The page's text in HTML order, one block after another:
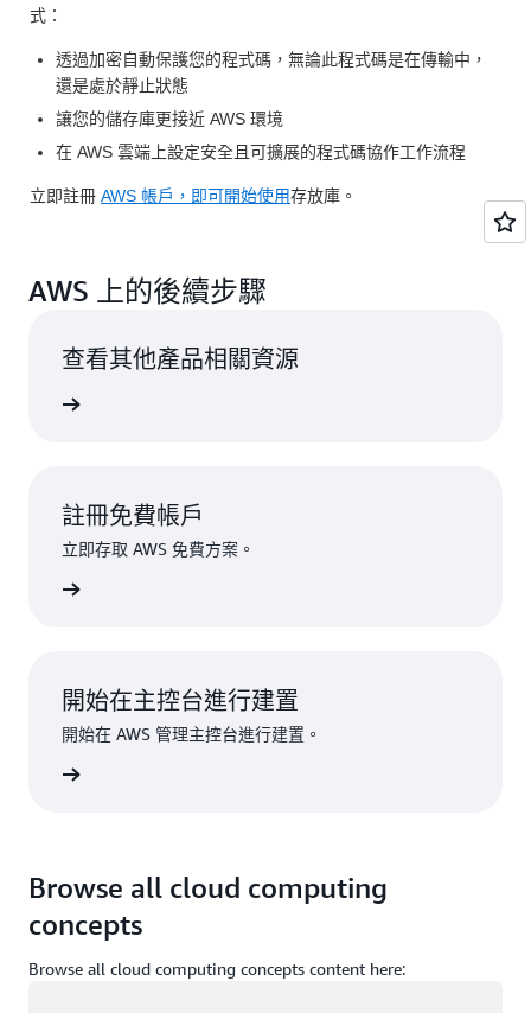
式：
透過加密自動保護您的程式碼，無論此程式碼是在傳輸中，
還是處於靜止狀態
讓您的儲存庫更接近 AWS 環境
在 AWS 雲端上設定安全且可擴展的程式碼協作工作流程
立即註冊 AWS 帳戶，即可開始使用存放庫。
AWS 上的後續步驟
查看其他產品相關資源
註冊免費帳戶
立即存取 AWS 免費方案。
開始在主控台進行建置
開始在 AWS 管理主控台進行建置。
Browse all cloud computing
concepts
Browse all cloud computing concepts content here: